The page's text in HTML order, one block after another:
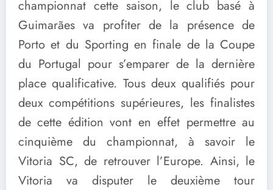
championnat cette saison, le club basé à
Guimarães va profiter de la présence de
Porto et du Sporting en finale de la Coupe
du Portugal pour s’emparer de la dernière
place qualificative. Tous deux qualifiés pour
deux compétitions supérieures, les finalistes
de cette édition vont en effet permettre au
cinquième du championnat, à savoir le
Vitoria SC, de retrouver l’Europe. Ainsi, le
Vitoria va disputer le deuxième tour